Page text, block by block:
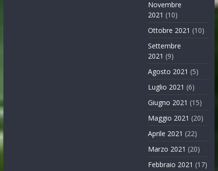
Novembre
2021 (10)
Ottobre 2021 (10)
Settembre
2021 (9)
Agosto 2021 (5)
Luglio 2021 (6)
Giugno 2021 (15)
Maggio 2021 (20)
Aprile 2021 (22)
Marzo 2021 (20)
Febbraio 2021 (17)